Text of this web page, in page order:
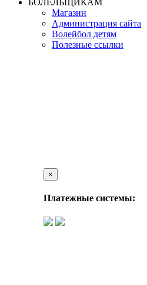
БОЛЕЛЬЩИКАМ
Магазин
Администрация сайта
Волейбол детям
Полезные ссылки
×
Платежные системы: